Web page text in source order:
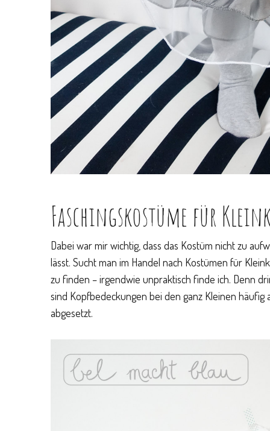
Faschingskostüme für
Dabei war mir wichtig, dass das Kostüm nicht zu
lässt. Sucht man im Handel nach Kostümen für
zu finden – irgendwie unpraktisch finde ich. Denn
sind Kopfbedeckungen bei den ganz Kleinen
abgesetzt.